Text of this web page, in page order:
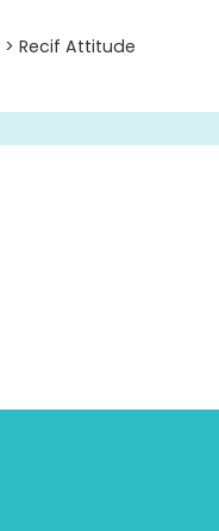
> Recif Attitude